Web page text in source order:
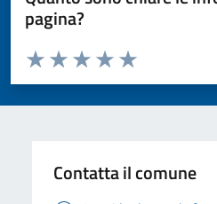
pagina?
Valuta da 1 a 5 stelle la pagina
Valuta 5 stelle
Valuta 4 stelle su 5
Valuta 3 stelle su 5
Valuta 2 stelle su 5
Valuta 1 stelle su 5
Contatta il comune